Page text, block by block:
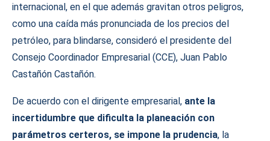
internacional, en el que además gravitan otros peligros,
como una caída más pronunciada de los precios del
petróleo, para blindarse, consideró el presidente del
Consejo Coordinador Empresarial (CCE), Juan Pablo
Castañón Castañón.
De acuerdo con el dirigente empresarial, ante la
incertidumbre que dificulta la planeación con
parámetros certeros, se impone la prudencia, la